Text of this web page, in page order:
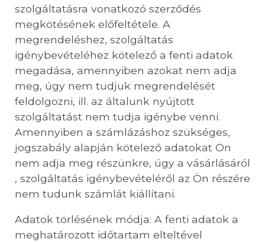
szolgáltatásra vonatkozó szerződés
megkötésének előfeltétele. A
megrendeléshez, szolgáltatás
igénybevételéhez kötelező a fenti adatok
megadása, amennyiben azokat nem adja
meg, úgy nem tudjuk megrendelését
feldolgozni, ill. az általunk nyújtott
szolgáltatást nem tudja igénybe venni.
Amennyiben a számlázáshoz szükséges,
jogszabály alapján kötelező adatokat Ön
nem adja meg részünkre, úgy a vásárlásáról
, szolgáltatás igénybevételéről az Ön részére
nem tudunk számlát kiállítani.
Adatok törlésének módja: A fenti adatok a
meghatározott időtartam elteltével